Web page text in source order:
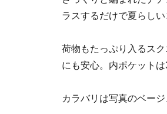
ラスするだけで夏らし
荷物もたっぷり入るス
にも安心。内ポケット
カラバリは写真のベー